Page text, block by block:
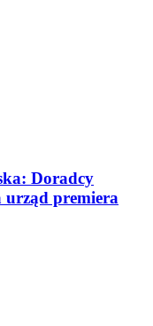
Doradcy
urząd premiera